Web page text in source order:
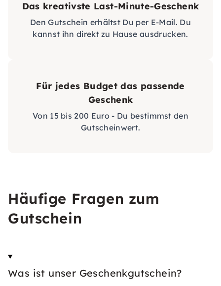
Das kreativste Last-Minute-Geschenk
Den Gutschein erhältst Du per E-Mail. Du
kannst ihn direkt zu Hause ausdrucken.
Für jedes Budget das passende
Geschenk
Von 15 bis 200 Euro - Du bestimmst den
Gutscheinwert.
Häufige Fragen zum
Gutschein
Was ist unser Geschenkgutschein?